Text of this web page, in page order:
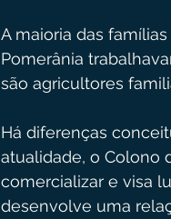
A maioria das
Pomerânia
são agricultores
Há diferenças
atualidade, o Colono
comercializar e visa
desenvolve uma